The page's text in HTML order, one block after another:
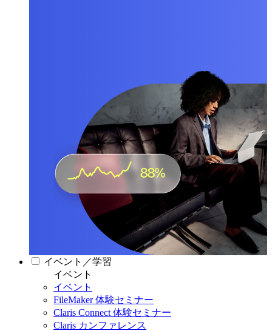
イベント／学習
イベント
イベント
FileMaker 体験セミナー
Claris Connect 体験セミナー
Claris カンファレンス